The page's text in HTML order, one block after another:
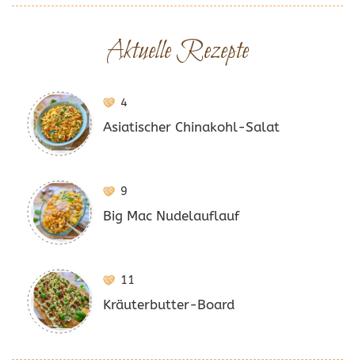
Aktuelle Rezepte
4
Asiatischer Chinakohl-Salat
9
Big Mac Nudelauflauf
11
Kräuterbutter-Board